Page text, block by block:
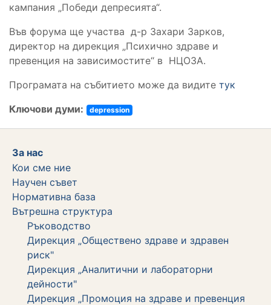
кампания „Победи депресията“.
Във форума ще участва д-р Захари Зарков,
директор на дирекция „Психично здраве и
превенция на зависимостите“ в НЦОЗА.
Програмата на събитието може да видите тук
Ключови думи:
depression
За нас
Кои сме ние
Научен съвет
Нормативна база
Вътрешна структура
Ръководство
Дирекция „Обществено здраве и здравен
риск"
Дирекция „Аналитични и лабораторни
дейности"
Дирекция „Промоция на здраве и превенция